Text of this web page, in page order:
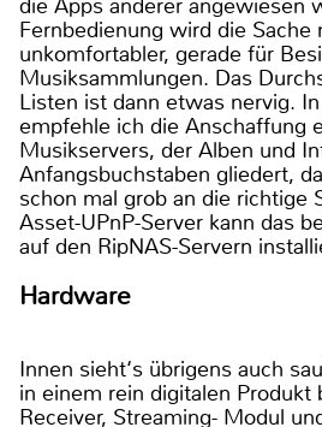
die Apps anderer angewiesen
Fernbedienung wird die Sache
unkomfortabler, gerade für
Musiksammlungen. Das
Listen ist dann etwas nervig.
empfehle ich die Anschaffung
Musikservers, der Alben und
Anfangsbuchstaben gliedert,
schon mal grob an die richtige
Asset-UPnP-Server kann das
auf den RipNAS-Servern
Hardware
Innen sieht‘s übrigens auch
in einem rein digitalen Produkt
Receiver, Streaming- Modul